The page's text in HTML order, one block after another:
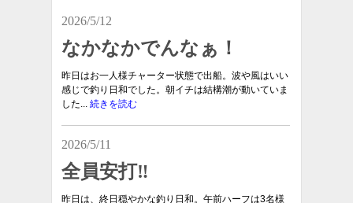
2026/5/12
なかなかでんなぁ！
昨日はお一人様チャーター状態で出船。波や風はいい
感じで釣り日和でした。朝イチは結構潮が動いていま
した... 続きを読む
2026/5/11
全員安打‼︎
昨日は、終日穏やかな釣り日和。午前ハーフは3名様